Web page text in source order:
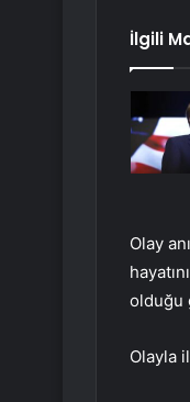
İlgili
Olay
olduğu
Olayla